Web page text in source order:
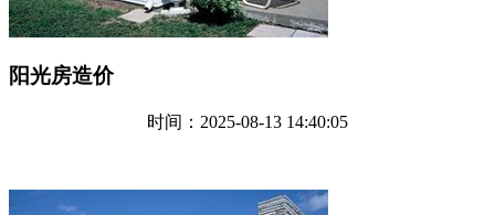
阳光房造价
时间：2025-08-13 14:40:05